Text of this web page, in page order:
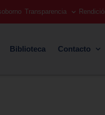
Transparencia
Biblioteca Contacto